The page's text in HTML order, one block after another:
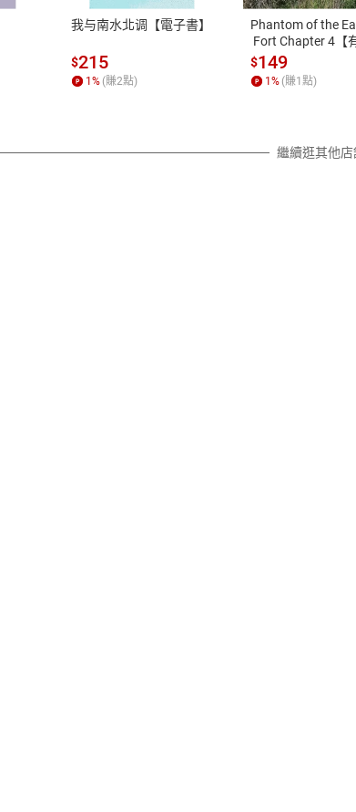
之權利，遽消費者保護法
除權合理例外情事適用
質各有不同規定。詳細
照各商品說明。
我与南水北调【電子書】
$215
1 % (賺2點)
Phantom of the
Fort Chapter 4【
書】
$149
1 % (賺1 點)
繼續逛其他店